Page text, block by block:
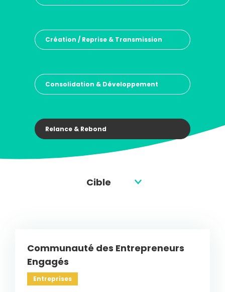
Création / Reprise & Transmission
Consolidation & Développement
Relance & Rebond
Cible
Communauté des Entrepreneurs
Engagés
Entreprises